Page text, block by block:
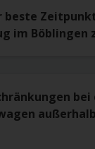
beste
im Böblingen